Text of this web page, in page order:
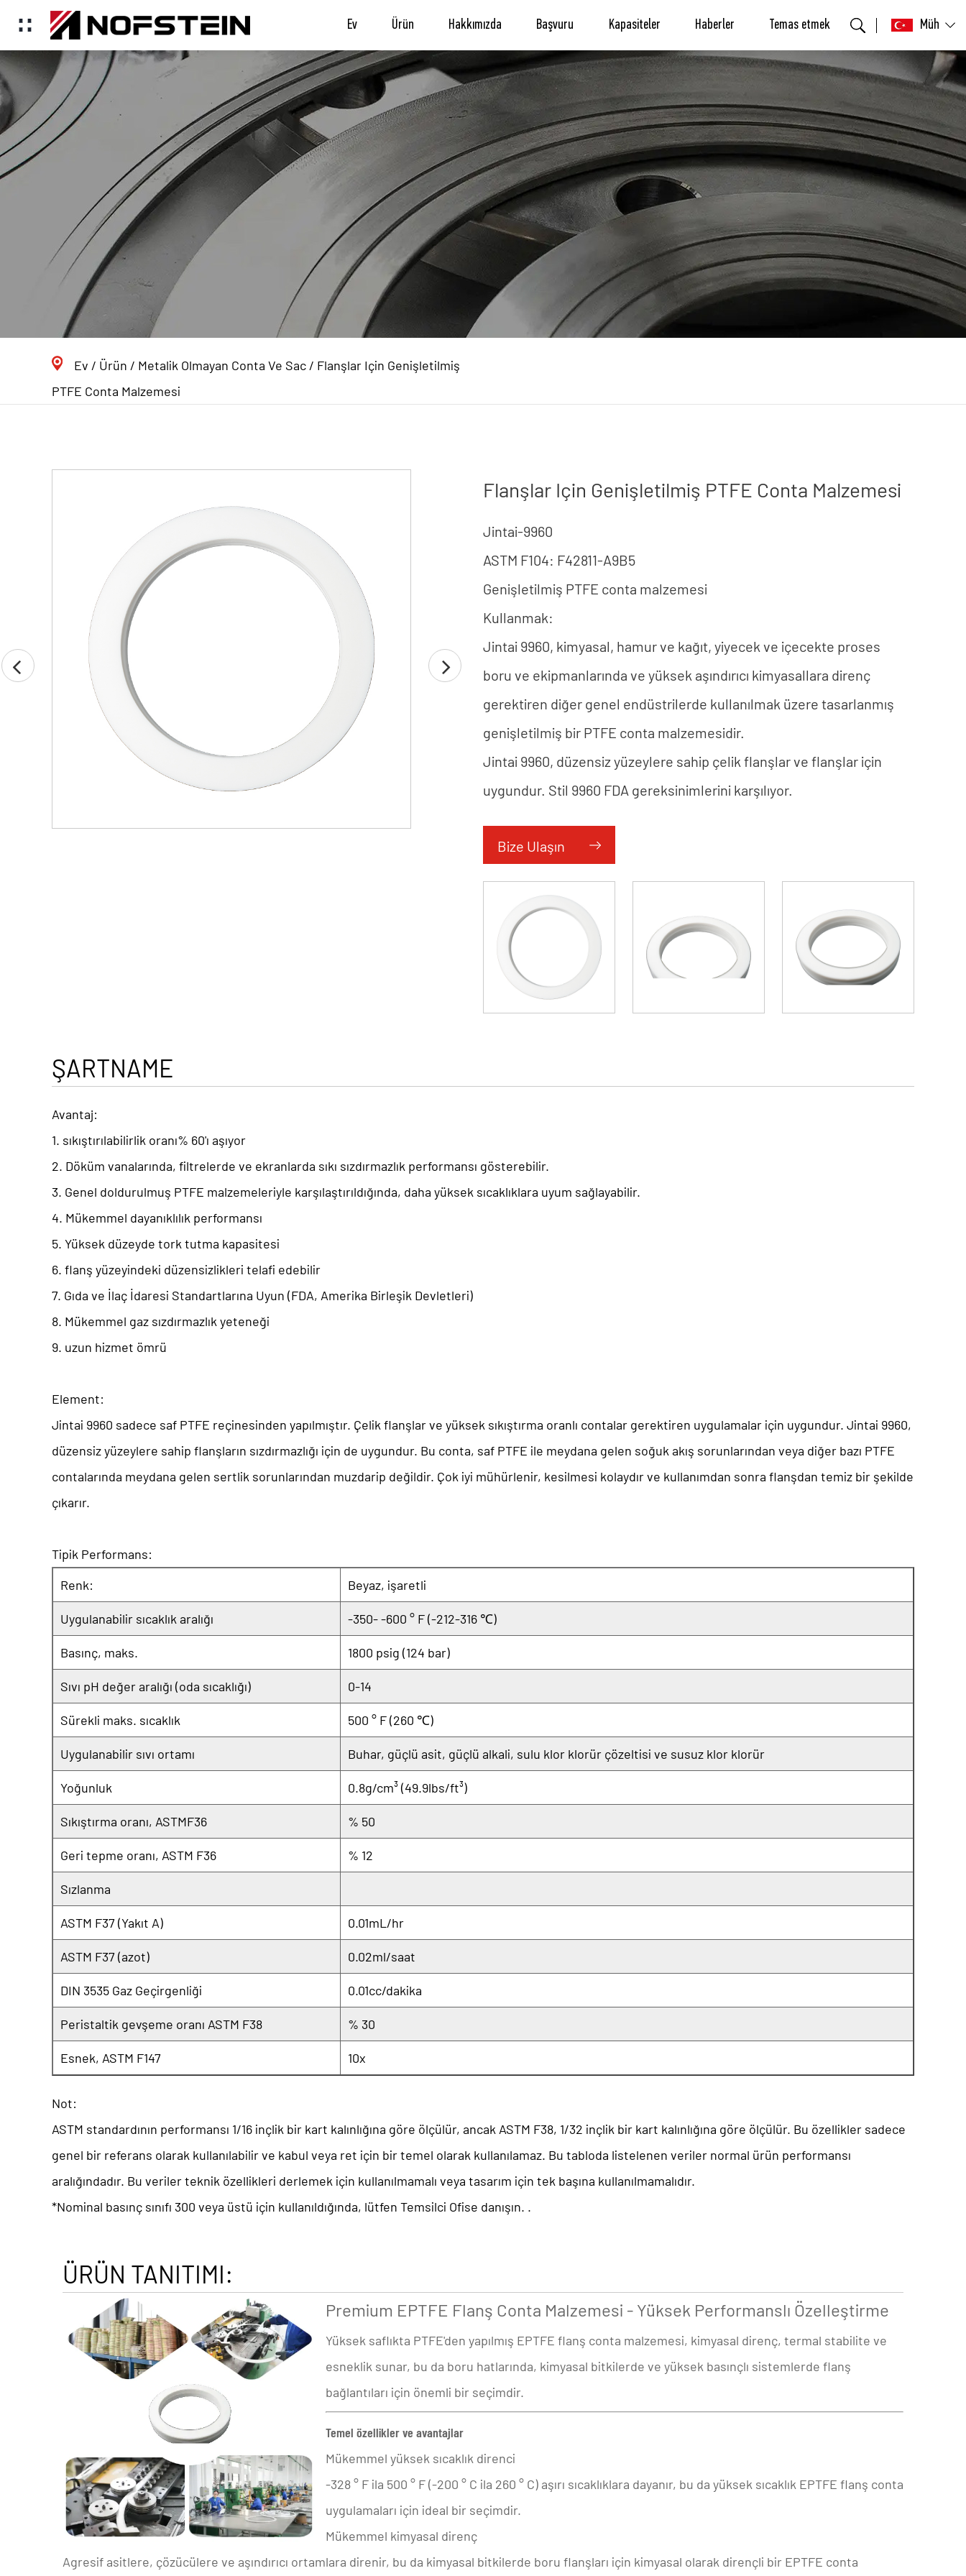
Ev Ürün Hakkımızda Başvuru Kapasiteler Haberler Temas etmek Müh
Ev / Ürün / Metalik Olmayan Conta Ve Sac / Flanşlar Için Genişletilmiş
PTFE Conta Malzemesi
Flanşlar Için Genişletilmiş PTFE Conta Malzemesi
Jintai-9960
ASTM F104: F42811-A9B5
Genişletilmiş PTFE conta malzemesi
Kullanmak:
Jintai 9960, kimyasal, hamur ve kağıt, yiyecek ve içecekte proses
boru ve ekipmanlarında ve yüksek aşındırıcı kimyasallara direnç
gerektiren diğer genel endüstrilerde kullanılmak üzere tasarlanmış
genişletilmiş bir PTFE conta malzemesidir.
Jintai 9960, düzensiz yüzeylere sahip çelik flanşlar ve flanşlar için
uygundur. Stil 9960 FDA gereksinimlerini karşılıyor.
Bize Ulaşın
ŞARTNAME
Avantaj:
1. sıkıştırılabilirlik oranı% 60'ı aşıyor
2. Döküm vanalarında, filtrelerde ve ekranlarda sıkı sızdırmazlık performansı gösterebilir.
3. Genel doldurulmuş PTFE malzemeleriyle karşılaştırıldığında, daha yüksek sıcaklıklara uyum sağlayabilir.
4. Mükemmel dayanıklılık performansı
5. Yüksek düzeyde tork tutma kapasitesi
6. flanş yüzeyindeki düzensizlikleri telafi edebilir
7. Gıda ve İlaç İdaresi Standartlarına Uyun (FDA, Amerika Birleşik Devletleri)
8. Mükemmel gaz sızdırmazlık yeteneği
9. uzun hizmet ömrü
Element:
Jintai 9960 sadece saf PTFE reçinesinden yapılmıştır. Çelik flanşlar ve yüksek sıkıştırma oranlı contalar gerektiren uygulamalar için uygundur. Jintai 9960,
düzensiz yüzeylere sahip flanşların sızdırmazlığı için de uygundur. Bu conta, saf PTFE ile meydana gelen soğuk akış sorunlarından veya diğer bazı PTFE
contalarında meydana gelen sertlik sorunlarından muzdarip değildir. Çok iyi mühürlenir, kesilmesi kolaydır ve kullanımdan sonra flanşdan temiz bir şekilde
çıkarır.
Tipik Performans:
Renk:
Beyaz, işaretli
Uygulanabilir sıcaklık aralığı -350- -600 ° F (-212-316 ℃)
Basınç, maks. 1800 psig (124 bar)
Sıvı pH değer aralığı (oda sıcaklığı) 0-14
Sürekli maks. sıcaklık 500 ° F (260 ℃)
Uygulanabilir sıvı ortamı Buhar, güçlü asit, güçlü alkali, sulu klor klorür çözeltisi ve susuz klor klorür
Yoğunluk 0.8g/cm³ (49.9lbs/ft³)
Sıkıştırma oranı, ASTMF36 % 50
Geri tepme oranı, ASTM F36 % 12
Sızlanma
ASTM F37 (Yakıt A) 0.01mL/hr
ASTM F37 (azot) 0.02ml/saat
DIN 3535 Gaz Geçirgenliği 0.01cc/dakika
Peristaltik gevşeme oranı ASTM F38 % 30
Esnek, ASTM F147 10x
Not:
ASTM standardının performansı 1/16 inçlik bir kart kalınlığına göre ölçülür, ancak ASTM F38, 1/32 inçlik bir kart kalınlığına göre ölçülür. Bu özellikler sadece
genel bir referans olarak kullanılabilir ve kabul veya ret için bir temel olarak kullanılamaz. Bu tabloda listelenen veriler normal ürün performansı
aralığındadır. Bu veriler teknik özellikleri derlemek için kullanılmamalı veya tasarım için tek başına kullanılmamalıdır.
*Nominal basınç sınıfı 300 veya üstü için kullanıldığında, lütfen Temsilci Ofise danışın. .
ÜRÜN TANITIMI:
Premium EPTFE Flanş Conta Malzemesi - Yüksek Performanslı Özelleştirme
Yüksek saflıkta PTFE'den yapılmış EPTFE flanş conta malzemesi, kimyasal direnç, termal stabilite ve
esneklik sunar, bu da boru hatlarında, kimyasal bitkilerde ve yüksek basınçlı sistemlerde flanş
bağlantıları için önemli bir seçimdir.
Temel özellikler ve avantajlar
Mükemmel yüksek sıcaklık direnci
-328 ° F ila 500 ° F (-200 ° C ila 260 ° C) aşırı sıcaklıklara dayanır, bu da yüksek sıcaklık EPTFE flanş conta
uygulamaları için ideal bir seçimdir.
Mükemmel kimyasal direnç
Agresif asitlere, çözücülere ve aşındırıcı ortamlara direnir, bu da kimyasal bitkilerde boru flanşları için kimyasal olarak dirençli bir EPTFE conta